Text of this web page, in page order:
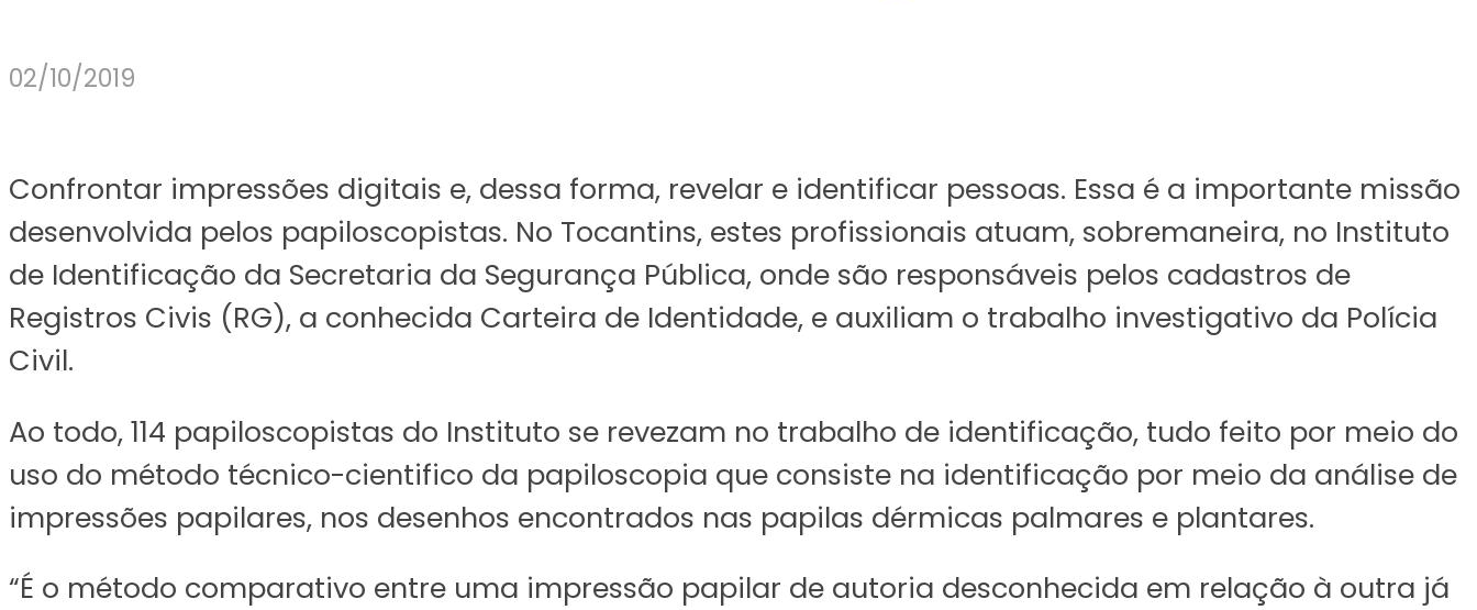
02/10/2019
Confrontar impressões digitais e, dessa forma, revelar e identificar pessoas. Essa é a importante missão
desenvolvida pelos papiloscopistas. No Tocantins, estes profissionais atuam, sobremaneira, no Instituto
de Identificação da Secretaria da Segurança Pública, onde são responsáveis pelos cadastros de
Registros Civis (RG), a conhecida Carteira de Identidade, e auxiliam o trabalho investigativo da Polícia
Civil.
Ao todo, 114 papiloscopistas do Instituto se revezam no trabalho de identificação, tudo feito por meio do
uso do método técnico-cientifico da papiloscopia que consiste na identificação por meio da análise de
impressões papilares, nos desenhos encontrados nas papilas dérmicas palmares e plantares.
“É o método comparativo entre uma impressão papilar de autoria desconhecida em relação à outra já